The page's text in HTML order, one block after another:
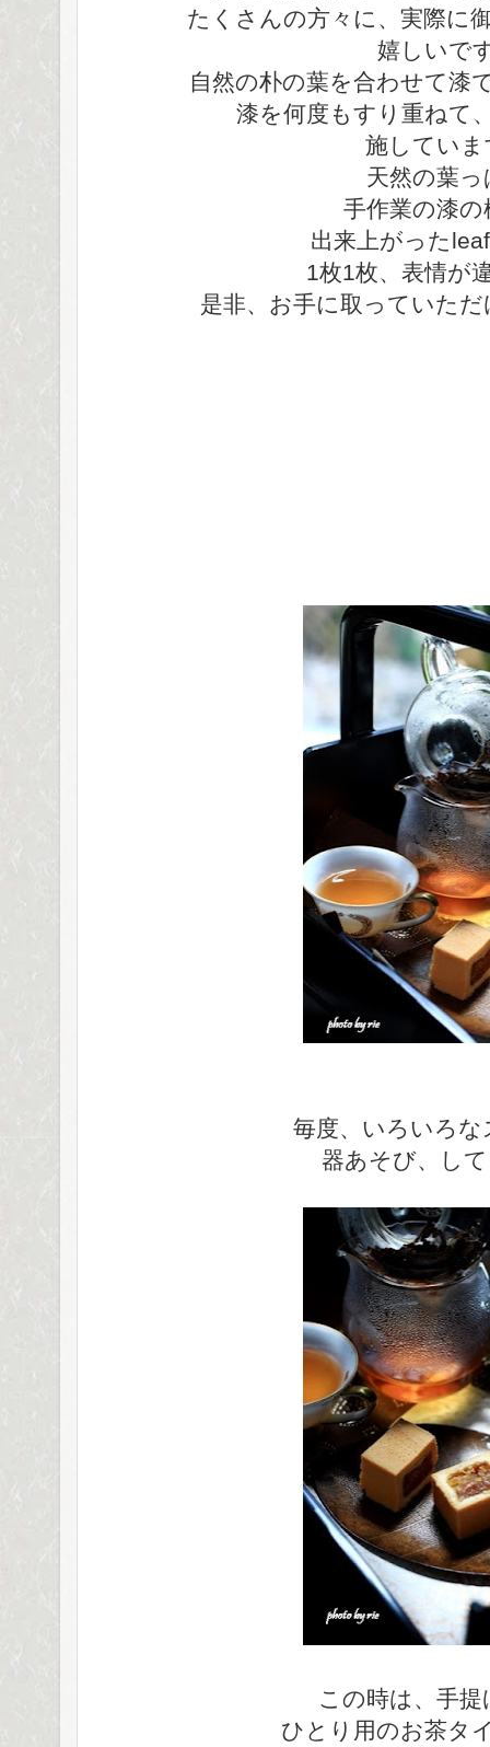
たくさんの方々に、実際に
嬉しいで
自然の朴の葉を合わせて漆
漆を何度もすり重ねて
施していま
天然の葉っ
手作業の漆の
出来上がった
1枚1枚、表情が
是非、お手に取っていた
毎度、いろいろ
器あそび、し
この時は、手
ひとり用のお茶タ